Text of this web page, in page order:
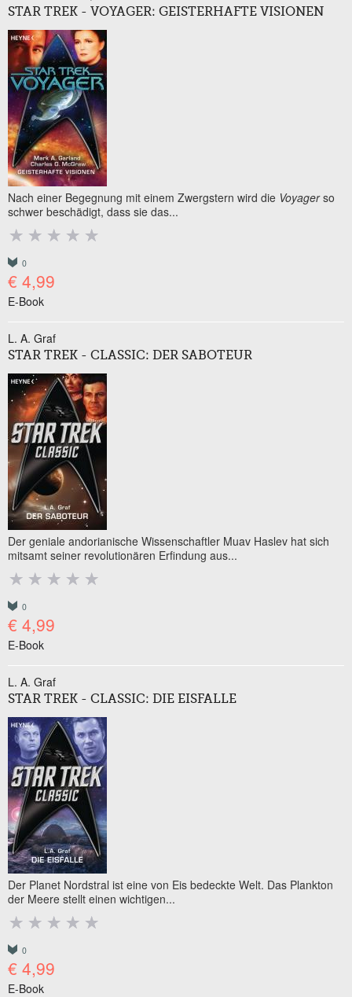
STAR TREK - VOYAGER: GEISTERHAFTE VISIONEN
Nach einer Begegnung mit einem Zwergstern wird die Voyagerso
schwer beschädigt, dass sie das...
0
€ 4,99
E-Book
L. A. Graf
STAR TREK - CLASSIC: DER SABOTEUR
Der geniale andorianische Wissenschaftler Muav Haslev hat sich
mitsamt seiner revolutionären Erfindung aus...
0
€ 4,99
E-Book
L. A. Graf
STAR TREK - CLASSIC: DIE EISFALLE
Der Planet Nordstral ist eine von Eis bedeckte Welt. Das Plankton
der Meere stellt einen wichtigen...
0
€ 4,99
E-Book